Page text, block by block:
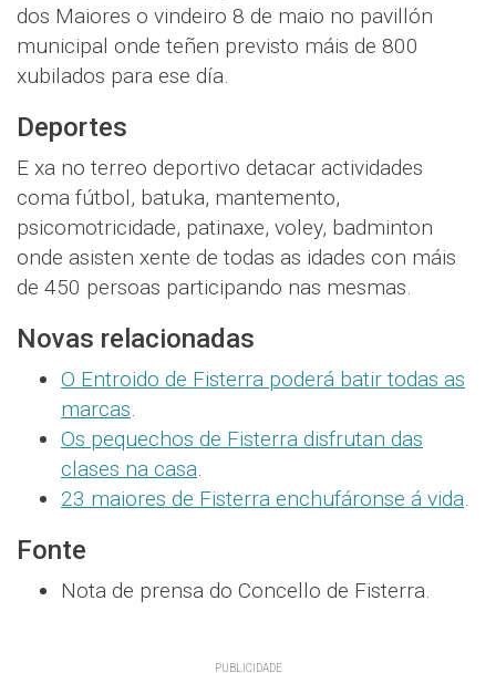
dos Maiores o vindeiro 8 de maio no pavillón
municipal onde teñen previsto máis de 800
xubilados para ese día.
Deportes
E xa no terreo deportivo detacar actividades
coma fútbol, batuka, mantemento,
psicomotricidade, patinaxe, voley, badminton
onde asisten xente de todas as idades con máis
de 450 persoas participando nas mesmas.
Novas relacionadas
O Entroido de Fisterra poderá batir todas as
marcas.
Os pequechos de Fisterra disfrutan das
clases na casa.
23 maiores de Fisterra enchufáronse á vida.
Fonte
Nota de prensa do Concello de Fisterra.